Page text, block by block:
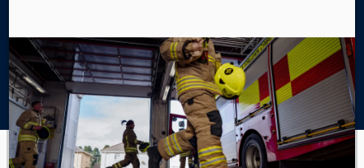
Home Amdanom Ni Safonau’r Gymraeg